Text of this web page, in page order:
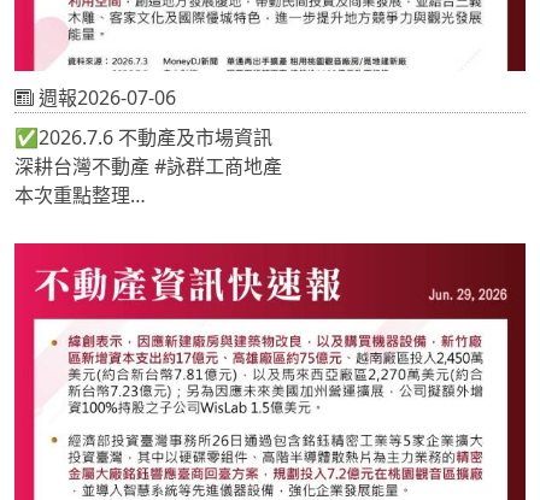
週報2026-07-06
✅2026.7.6 不動產及市場資訊
深耕台灣不動產 #詠群工商地產
本次重點整理
📍環亞百貨都更案 總銷逾1103億元改寫紀錄
📍凍結40年土地大解禁！「這區」17處公設保留地解編
釋1.1公頃住商新腹地
《 #地產專家🔎關注詠群 提供最新市場情報📝 》